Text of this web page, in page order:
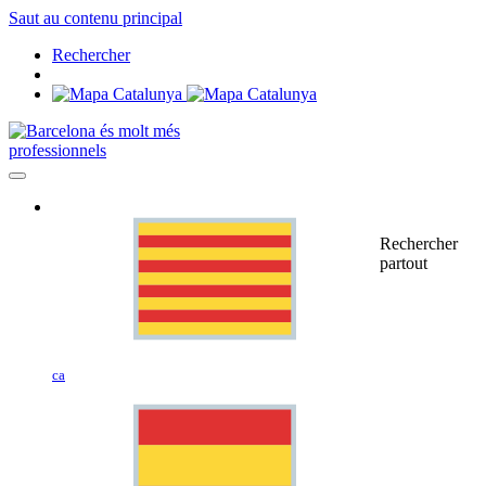
Saut au contenu principal
Rechercher
professionnels
ca
Rechercher
partout